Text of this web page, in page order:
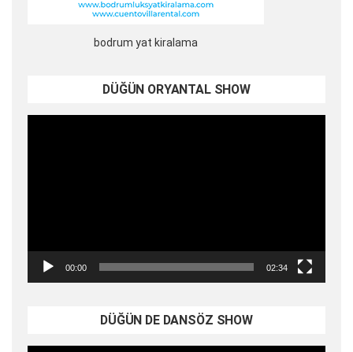
bodrum yat kiralama
DÜĞÜN ORYANTAL SHOW
00:00 02:34
DÜĞÜN DE DANSÖZ SHOW